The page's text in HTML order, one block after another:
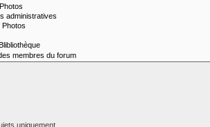
uniquement